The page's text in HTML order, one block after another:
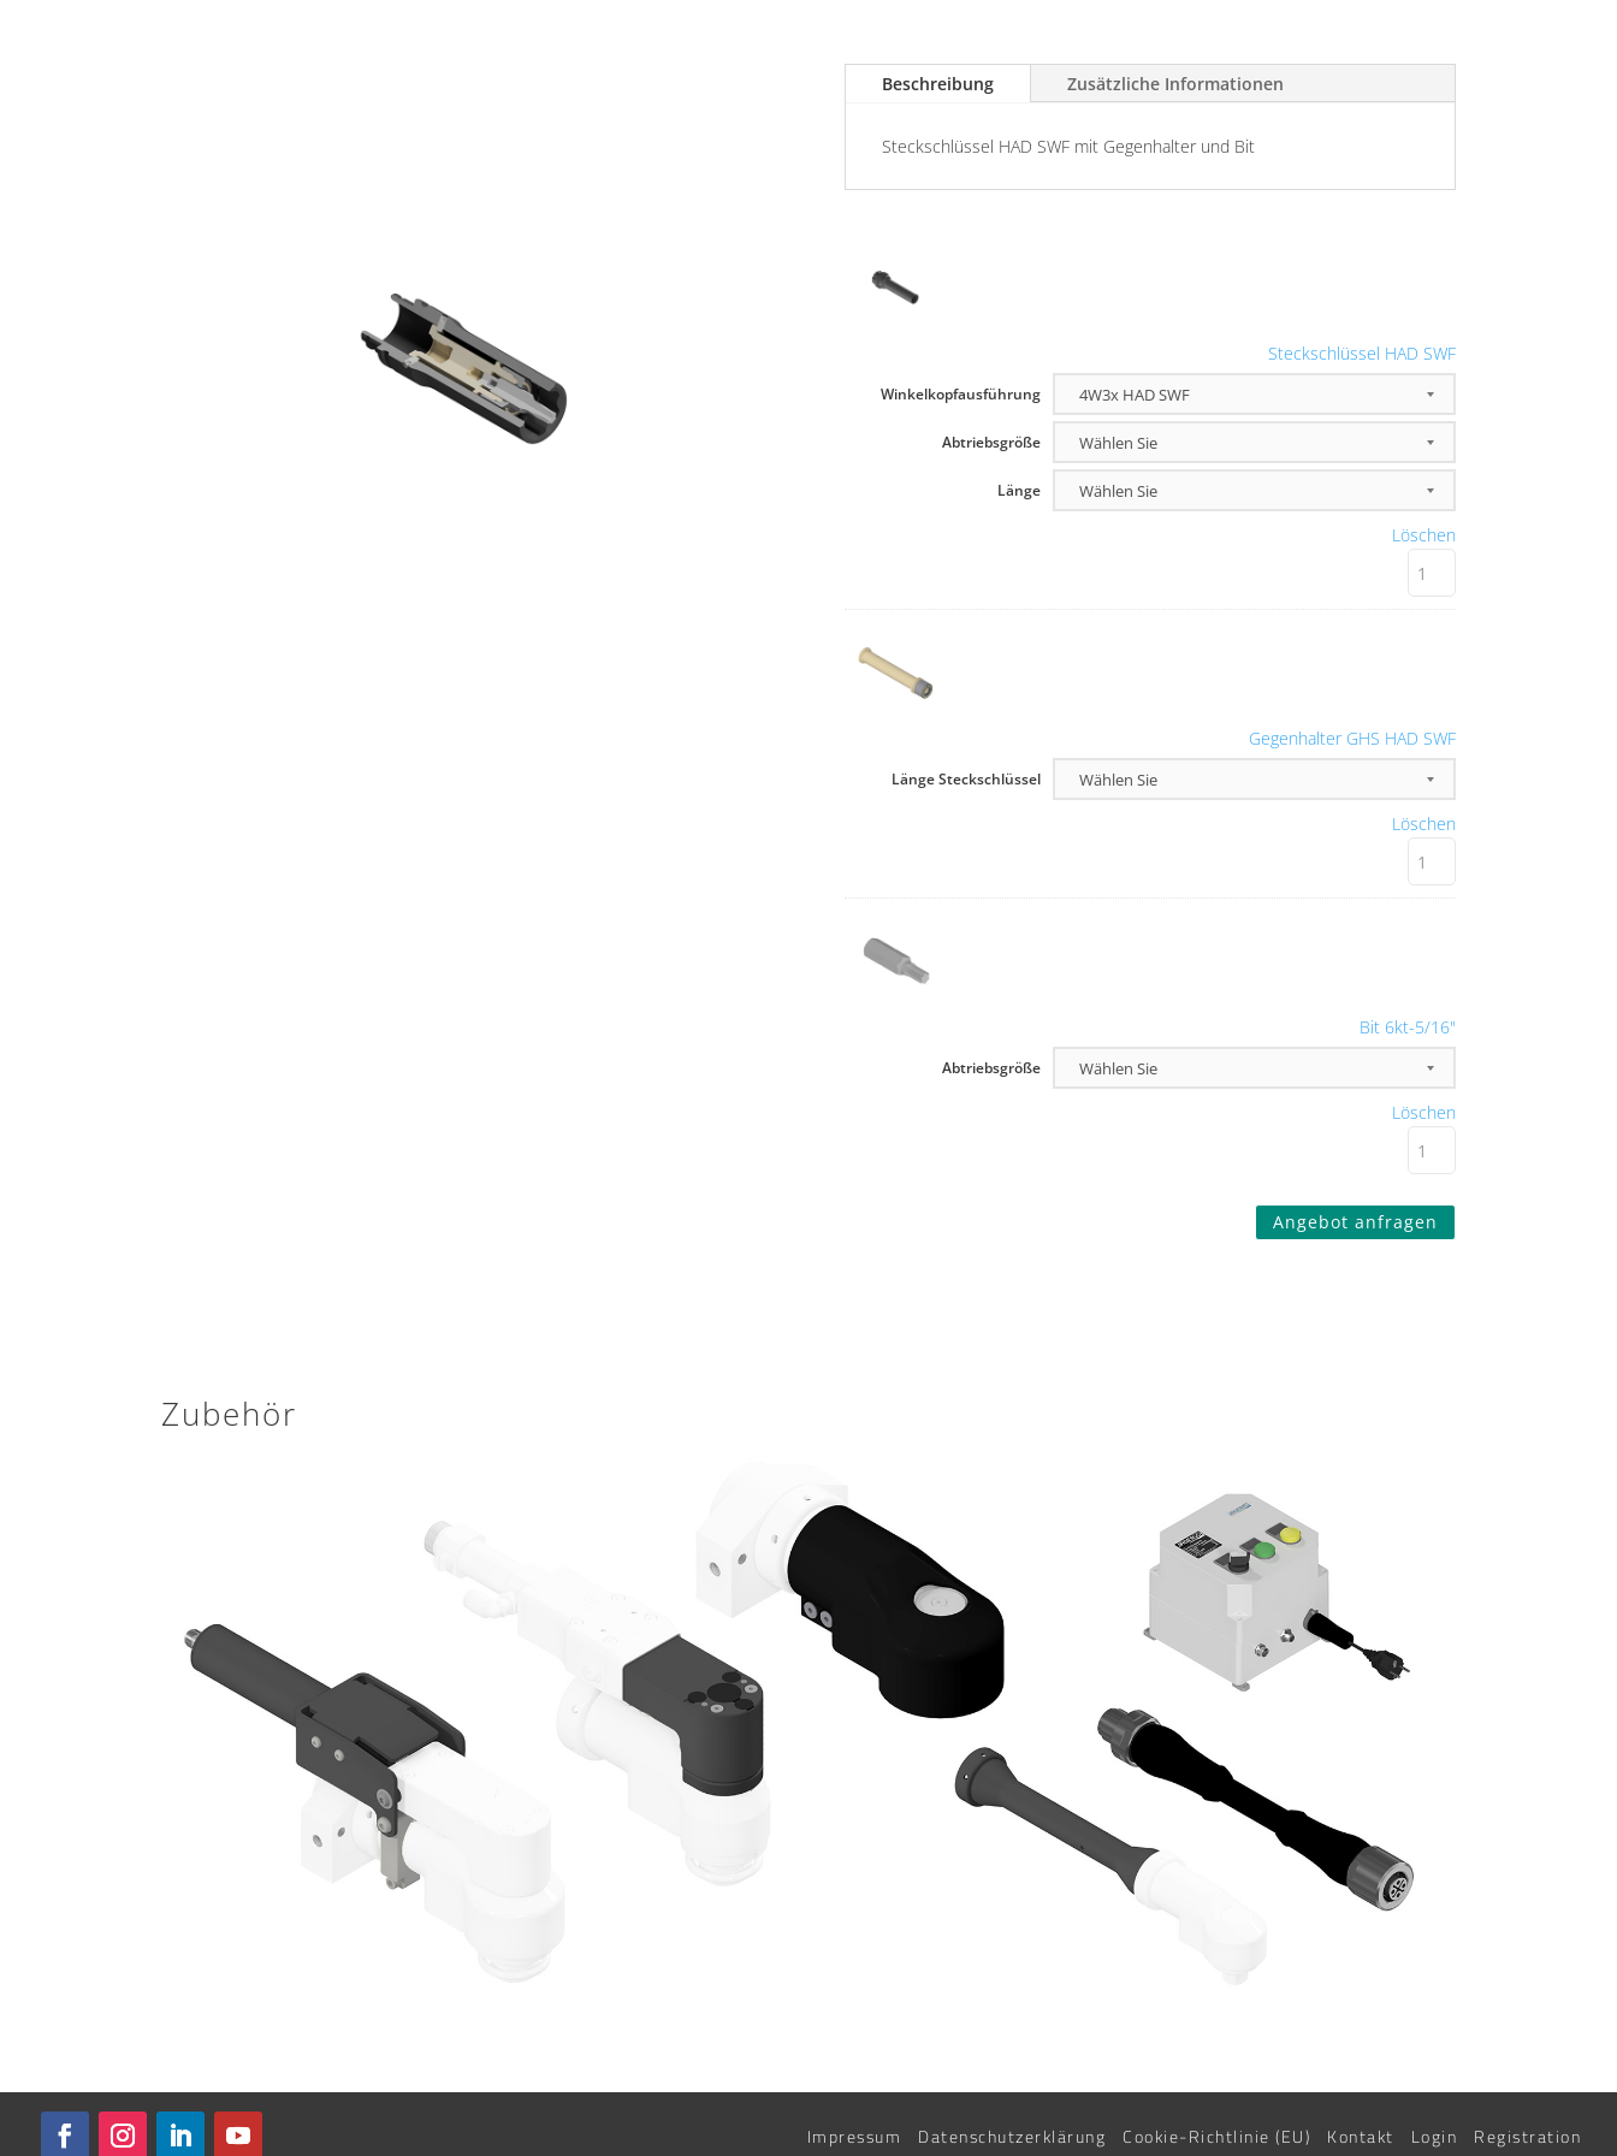
Beschreibung Zusätzliche Informationen
Steckschlüssel HAD SWF mit Gegenhalter und Bit
Steckschlüssel HAD SWF
Winkelkopfausführung
Abtriebsgröße
Länge
Löschen
Gegenhalter GHS HAD SWF
Länge Steckschlüssel
Löschen
Bit 6kt-5/16"
Abtriebsgröße
Löschen
Angebot anfragen
Zubehör
Impressum Datenschutzerklärung Cookie-Richtlinie (EU) Kontakt Login Registration